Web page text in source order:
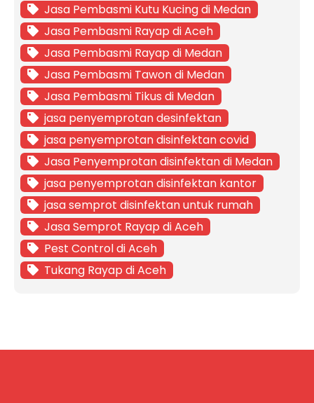
Jasa Pembasmi Kutu Kucing di Medan
Jasa Pembasmi Rayap di Aceh
Jasa Pembasmi Rayap di Medan
Jasa Pembasmi Tawon di Medan
Jasa Pembasmi Tikus di Medan
jasa penyemprotan desinfektan
jasa penyemprotan disinfektan covid
Jasa Penyemprotan disinfektan di Medan
jasa penyemprotan disinfektan kantor
jasa semprot disinfektan untuk rumah
Jasa Semprot Rayap di Aceh
Pest Control di Aceh
Tukang Rayap di Aceh